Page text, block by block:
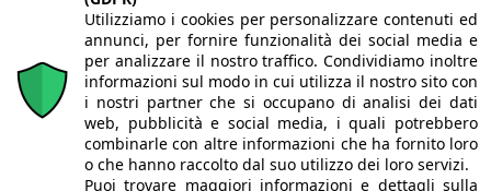
Chi siamo Autori Per la tua pubblicità
Iscriviti alla
newsletter
Utilizziamo i cookies per personalizzare contenuti ed
annunci, per fornire funzionalità dei social media e
per analizzare il nostro traffico. Condividiamo inoltre
informazioni sul modo in cui utilizza il nostro sito con
i nostri partner che si occupano di analisi dei dati
web, pubblicità e social media, i quali potrebbero
combinarle con altre informazioni che ha fornito loro
o che hanno raccolto dal suo utilizzo dei loro servizi.
Puoi trovare maggiori informazioni e dettagli sulla